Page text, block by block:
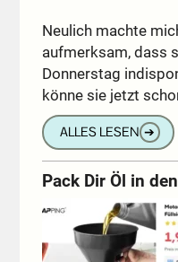
Neulich machte
aufmerksam, dass
Donnerstag
könne sie jetzt
ALLES LESEN ➔
Pack Dir Öl in